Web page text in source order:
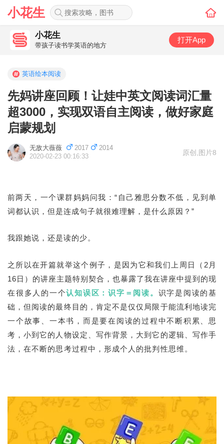
小花生
小花生
带孩子读书学英语的地方
打开App
英语绘本阅读
先妈讲座回顾！让娃中英文阅读词汇量
超3000，实现双语自主阅读，做好家庭
启蒙规划
无敌大薇薇 2017
2014
2020-02-23 00:16:33
原创 图片8
前两天，一个课群妈妈问我：“自己雅思分数不低，见到单
词都认识，但是连成句子就很难理解，是什么原因？”
我跟她说，还是读的少。
之所以在开篇就举这个例子，是因为它和我们上周日（2月
16日）的讲座主题特别契合，也暴露了我在讲座中提到的现
在很多人的一个认知误区：识字＝阅读。 识字是阅读的基
础，但阅读的最终目的，肯定不是仅仅局限于能流利地读完
一个故事、一本书，而是要在阅读的过程中不断积累、思
考，小到它的人物设定、写作背景，大到它的逻辑、写作手
法，在不断的思考过程中，形成个人的批判性思维。